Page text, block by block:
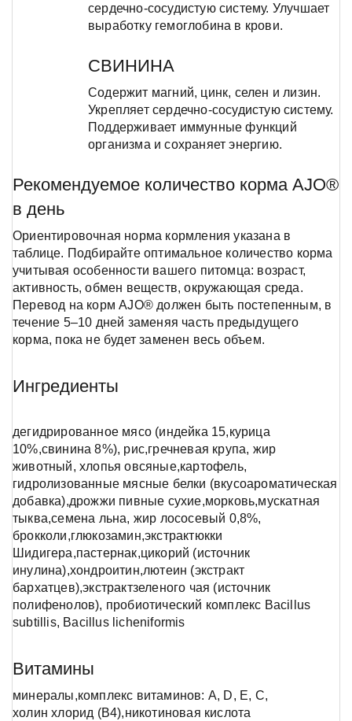
сердечно-сосудистую систему. Улучшает
выработку гемоглобина в крови.
СВИНИНА
Содержит магний, цинк, селен и лизин.
Укрепляет сердечно-сосудистую систему.
Поддерживает иммунные функций
организма и сохраняет энергию.
Рекомендуемое количество корма AJO®
в день
Ориентировочная норма кормления указана в
таблице. Подбирайте оптимальное количество корма
учитывая особенности вашего питомца: возраст,
активность, обмен веществ, окружающая среда.
Перевод на корм AJO® должен быть постепенным, в
течение 5–10 дней заменяя часть предыдущего
корма, пока не будет заменен весь объем.
Ингредиенты
дегидрированное мясо (индейка 15,курица
10%,свинина 8%), рис,гречневая крупа, жир
животный, хлопья овсяные,картофель,
гидролизованные мясные белки (вкусоароматическая
добавка),дрожжи пивные сухие,морковь,мускатная
тыква,семена льна, жир лососевый 0,8%,
брокколи,глюкозамин,экстрактюкки
Шидигера,пастернак,цикорий (источник
инулина),хондроитин,лютеин (экстракт
бархатцев),экстрактзеленого чая (источник
полифенолов), пробиотический комплекс Bacillus
subtillis, Bacillus licheniformis
Витамины
минералы,комплекс витаминов: А, D, Е, С,
холин хлорид (В4),никотиновая кислота